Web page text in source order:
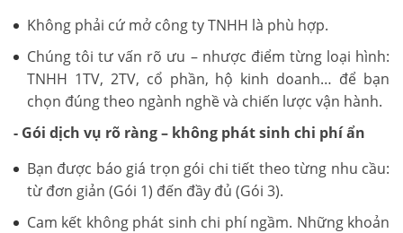
Không phải cứ mở công ty TNHH là phù hợp.
Chúng tôi tư vấn rõ ưu – nhược điểm từng loại hình:
TNHH 1TV, 2TV, cổ phần, hộ kinh doanh… để bạn
chọn đúng theo ngành nghề và chiến lược vận hành.
- Gói dịch vụ rõ ràng – không phát sinh chi phí ẩn
Bạn được báo giá trọn gói chi tiết theo từng nhu cầu:
từ đơn giản (Gói 1) đến đầy đủ (Gói 3).
Cam kết không phát sinh chi phí ngầm. Những khoản